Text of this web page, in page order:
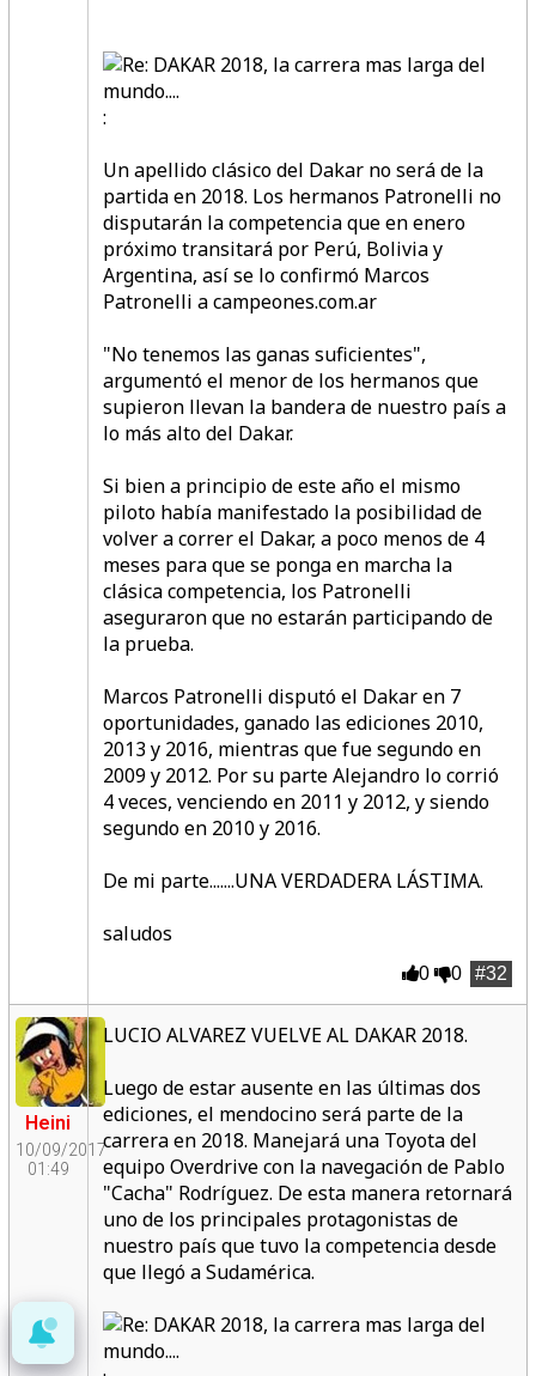
:
Un apellido clásico del Dakar no será de la
partida en 2018. Los hermanos Patronelli no
disputarán la competencia que en enero
próximo transitará por Perú, Bolivia y
Argentina, así se lo confirmó Marcos
Patronelli a campeones.com.ar
"No tenemos las ganas suficientes",
argumentó el menor de los hermanos que
supieron llevan la bandera de nuestro país a
lo más alto del Dakar.
Si bien a principio de este año el mismo
piloto había manifestado la posibilidad de
volver a correr el Dakar, a poco menos de 4
meses para que se ponga en marcha la
clásica competencia, los Patronelli
aseguraron que no estarán participando de
la prueba.
Marcos Patronelli disputó el Dakar en 7
oportunidades, ganado las ediciones 2010,
2013 y 2016, mientras que fue segundo en
2009 y 2012. Por su parte Alejandro lo corrió
4 veces, venciendo en 2011 y 2012, y siendo
segundo en 2010 y 2016.
De mi parte.......UNA VERDADERA LÁSTIMA.
saludos
#32
0 0
Heini
10/09/2017
01:49
LUCIO ALVAREZ VUELVE AL DAKAR 2018.
Luego de estar ausente en las últimas dos
ediciones, el mendocino será parte de la
carrera en 2018. Manejará una Toyota del
equipo Overdrive con la navegación de Pablo
"Cacha" Rodríguez. De esta manera retornará
uno de los principales protagonistas de
nuestro país que tuvo la competencia desde
que llegó a Sudamérica.